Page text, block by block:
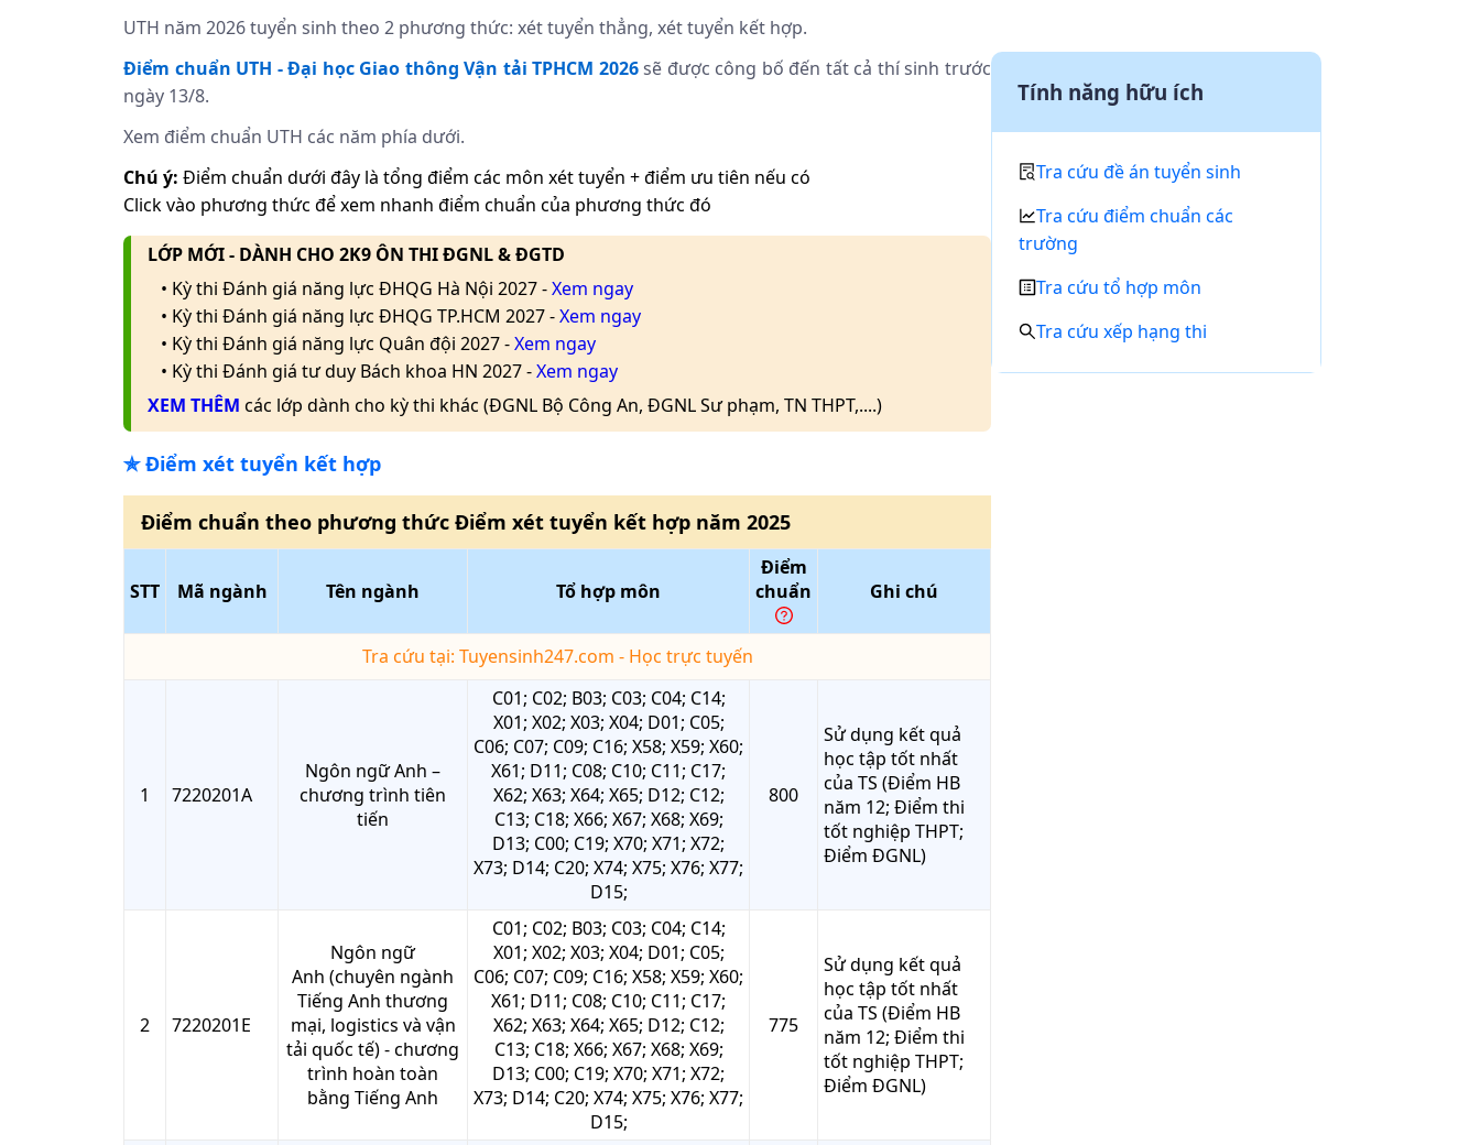
UTH năm 2026 tuyển sinh theo 2 phương thức: xét tuyển thẳng, xét tuyển kết hợp.
Điểm chuẩn UTH - Đại học Giao thông Vận tải TPHCM 2026 sẽ được công bố đến tất cả thí sinh trước
ngày 13/8.
Xem điểm chuẩn UTH các năm phía dưới.
Chú ý: Điểm chuẩn dưới đây là tổng điểm các môn xét tuyển + điểm ưu tiên nếu có
Click vào phương thức để xem nhanh điểm chuẩn của phương thức đó
LỚP MỚI - DÀNH CHO 2K9 ÔN THI ĐGNL & ĐGTD
• Kỳ thi Đánh giá năng lực ĐHQG Hà Nội 2027 -Xem ngay
• Kỳ thi Đánh giá năng lực ĐHQG TP.HCM 2027 -Xem ngay
• Kỳ thi Đánh giá năng lực Quân đội 2027 -Xem ngay
• Kỳ thi Đánh giá tư duy Bách khoa HN 2027 -Xem ngay
XEM THÊM các lớp dành cho kỳ thi khác (ĐGNL Bộ Công An, ĐGNL Sư phạm, TN THPT,....)
✯Điểm xét tuyển kết hợp
Điểm chuẩn theo phương thức Điểm xét tuyển kết hợp năm 2025
STT Mã ngành Tên ngành Tổ hợp môn
Điểm
chuẩn
Ghi chú
Tra cứu tại: Tuyensinh247.com - Học trực tuyến
1 7220201A
Ngôn ngữ Anh –
chương trình tiên
tiến
C01; C02; B03; C03; C04; C14;
X01; X02; X03; X04; D01; C05;
C06; C07; C09; C16; X58; X59; X60;
X61; D11; C08; C10; C11; C17;
X62; X63; X64; X65; D12; C12;
C13; C18; X66; X67; X68; X69;
D13; C00; C19; X70; X71; X72;
X73; D14; C20; X74; X75; X76; X77;
D15;
800
Sử dụng kết quả
học tập tốt nhất
của TS (Điểm HB
năm 12; Điểm thi
tốt nghiệp THPT;
Điểm ĐGNL)
2 7220201E
Ngôn ngữ
Anh (chuyên ngành
Tiếng Anh thương
mại, logistics và vận
tải quốc tế) - chương
trình hoàn toàn
bằng Tiếng Anh
C01; C02; B03; C03; C04; C14;
X01; X02; X03; X04; D01; C05;
C06; C07; C09; C16; X58; X59; X60;
X61; D11; C08; C10; C11; C17;
X62; X63; X64; X65; D12; C12;
C13; C18; X66; X67; X68; X69;
D13; C00; C19; X70; X71; X72;
X73; D14; C20; X74; X75; X76; X77;
D15;
775
Sử dụng kết quả
học tập tốt nhất
của TS (Điểm HB
năm 12; Điểm thi
tốt nghiệp THPT;
Điểm ĐGNL)
Tính năng hữu ích
Tra cứu đề án tuyển sinh
Tra cứu điểm chuẩn các
trường
Tra cứu tổ hợp môn
Tra cứu xếp hạng thi